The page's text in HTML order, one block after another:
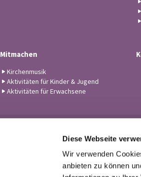
Diese Webseite
Wir verwenden
anbieten zu können
Mitmachen
Kirchenmusik
Aktivitäten für Kinder & Jugend
Aktivitäten für Erwachsene